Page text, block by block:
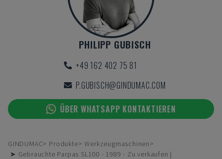
PHILIPP GUBISCH
+49 162 402 75 81
P.GUBISCH@GINDUMAC.COM
ÜBER WHATSAPP KONTAKTIEREN
GINDUMAC Produkte
Werkzeugmaschinen
➤ Gebrauchte Parpas SL100 - 1989 - Zu verkaufen |